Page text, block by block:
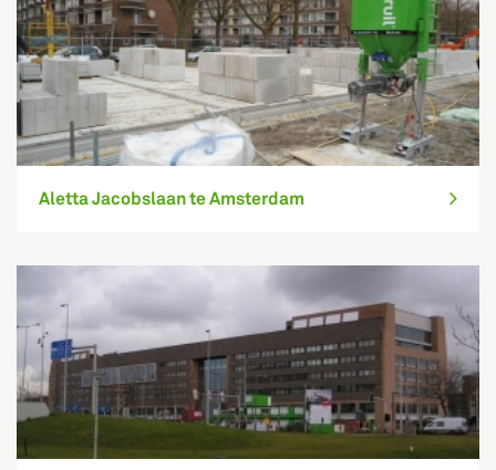
Aletta Jacobslaan te Amsterdam